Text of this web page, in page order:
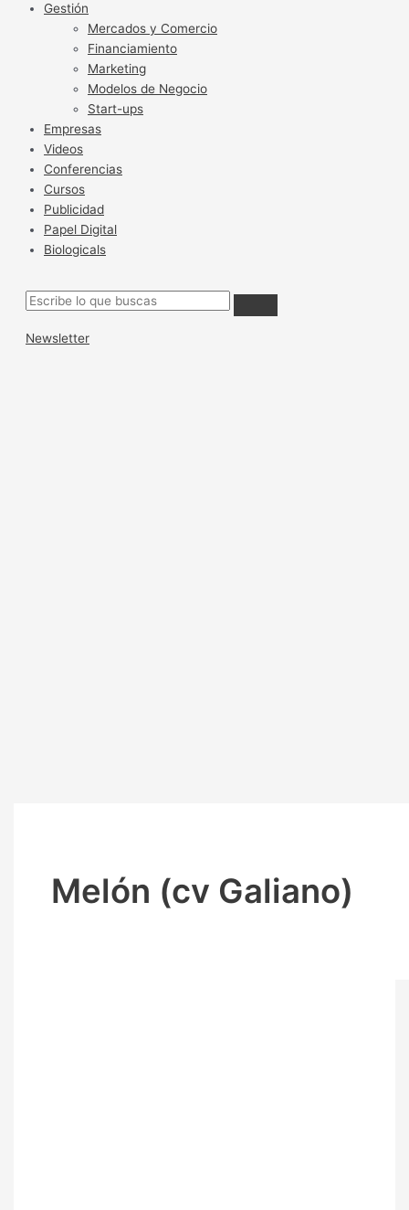
Gestión
Mercados y Comercio
Financiamiento
Marketing
Modelos de Negocio
Start-ups
Empresas
Videos
Conferencias
Cursos
Publicidad
Papel Digital
Biologicals
Newsletter
Melón (cv Galiano)